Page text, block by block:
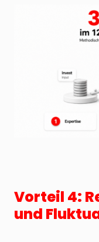
Vorteil 4:
und